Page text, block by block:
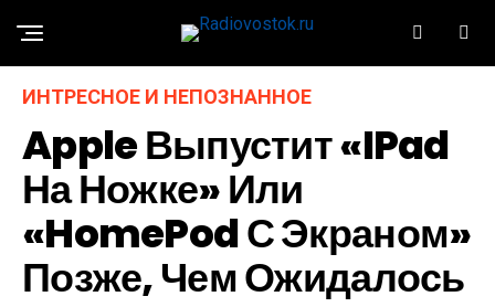
ИНТРЕСНОЕ И НЕПОЗНАННОЕ
Apple Выпустит «iPad
На Ножке» Или
«HomePod С Экраном»
Позже, Чем Ожидалось